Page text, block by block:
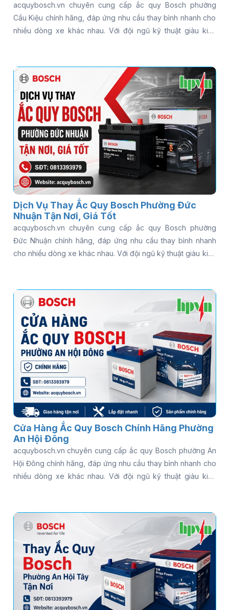
acquybosch.vn chuyên cung cấp ắc quy Bosch phường
Cầu Kiệu chính hãng, đáp ứng nhu cầu thay bình nhanh cho
nhiều dòng xe khác nhau. Với đội ngũ kỹ thuật giàu kinh
thời gian ngắn. Gọi ngay 0813 39 39 79 để được hỗ trợ thay
ắc quy Bosch tận nơi nhanh chóng - có mặt 15 phút, kiểm
tra miễn phí, phục vụ 24/7!
Dịch Vụ Thay Ắc Quy Bosch Phường Đức
Nhuận Tận Nơi, Giá Tốt
acquybosch.vn chuyên cung cấp ắc quy Bosch phường
Đức Nhuận chính hãng, đáp ứng nhu cầu thay bình nhanh
cho nhiều dòng xe khác nhau. Với đội ngũ kỹ thuật giàu kinh
thời gian ngắn. Gọi ngay 0813 39 39 79 để được hỗ trợ thay
ắc quy Bosch tận nơi nhanh chóng - có mặt 15 phút, kiểm
tra miễn phí, phục vụ 24/7!
Cửa Hàng Ắc Quy Bosch Chính Hãng Phường
An Hội Đông
acquybosch.vn chuyên cung cấp ắc quy Bosch phường An
Hội Đông chính hãng, đáp ứng nhu cầu thay bình nhanh cho
nhiều dòng xe khác nhau. Với đội ngũ kỹ thuật giàu kinh
thời gian ngắn. Gọi ngay 0813 39 39 79 để được hỗ trợ thay
ắc quy Bosch tận nơi nhanh chóng - có mặt 15 phút, kiểm
tra miễn phí, phục vụ 24/7!